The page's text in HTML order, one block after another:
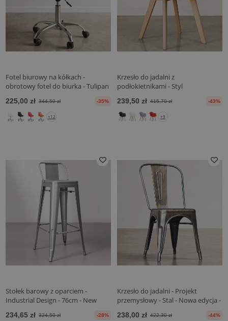
Fotel biurowy na kółkach -
obrotowy fotel do biurka - Tulipan
225,00 zł 344,50 zł -35%
+12
Krzesło do jadalni z
podłokietnikami - Styl
239,50 zł 415,70 zł -43%
+9
Stołek barowy z oparciem -
Industrial Design - 76cm - New
234,65 zł 324,50 zł -28%
Krzesło do jadalni - Projekt
przemysłowy - Stal - Nowa edycja -
238,00 zł 422,30 zł -44%